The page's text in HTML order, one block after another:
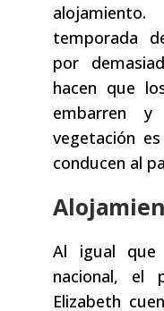
temporada
por
hacen que
embarren
vegetación
conducen al
Al igual que
nacional, el
Elizabeth